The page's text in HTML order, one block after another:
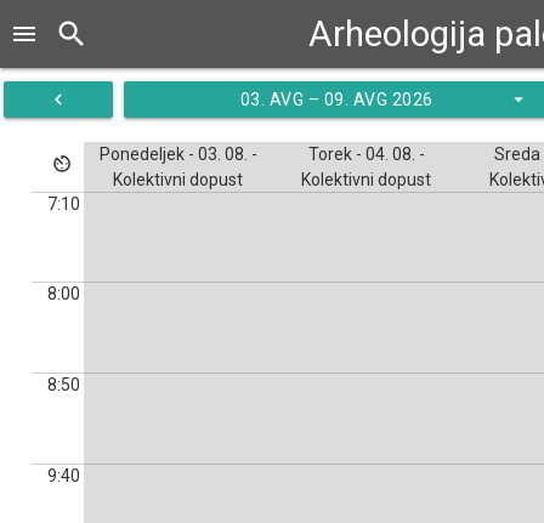
Arheologija
menu search
navigate_before 03. AVG – 09. AVG 2026 arrow_drop_down
av_timer
Ponedeljek - 03. 08. -
Kolektivni dopust
Torek - 04. 08. -
Kolektivni dopust
Sreda
7:10
8:00
8:50
9:40